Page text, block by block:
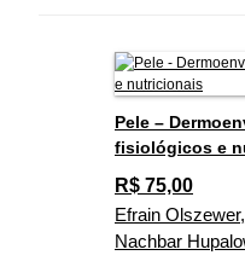
Pele –
fisiológicos e
R$ 75,00
Efrain
Nachbar